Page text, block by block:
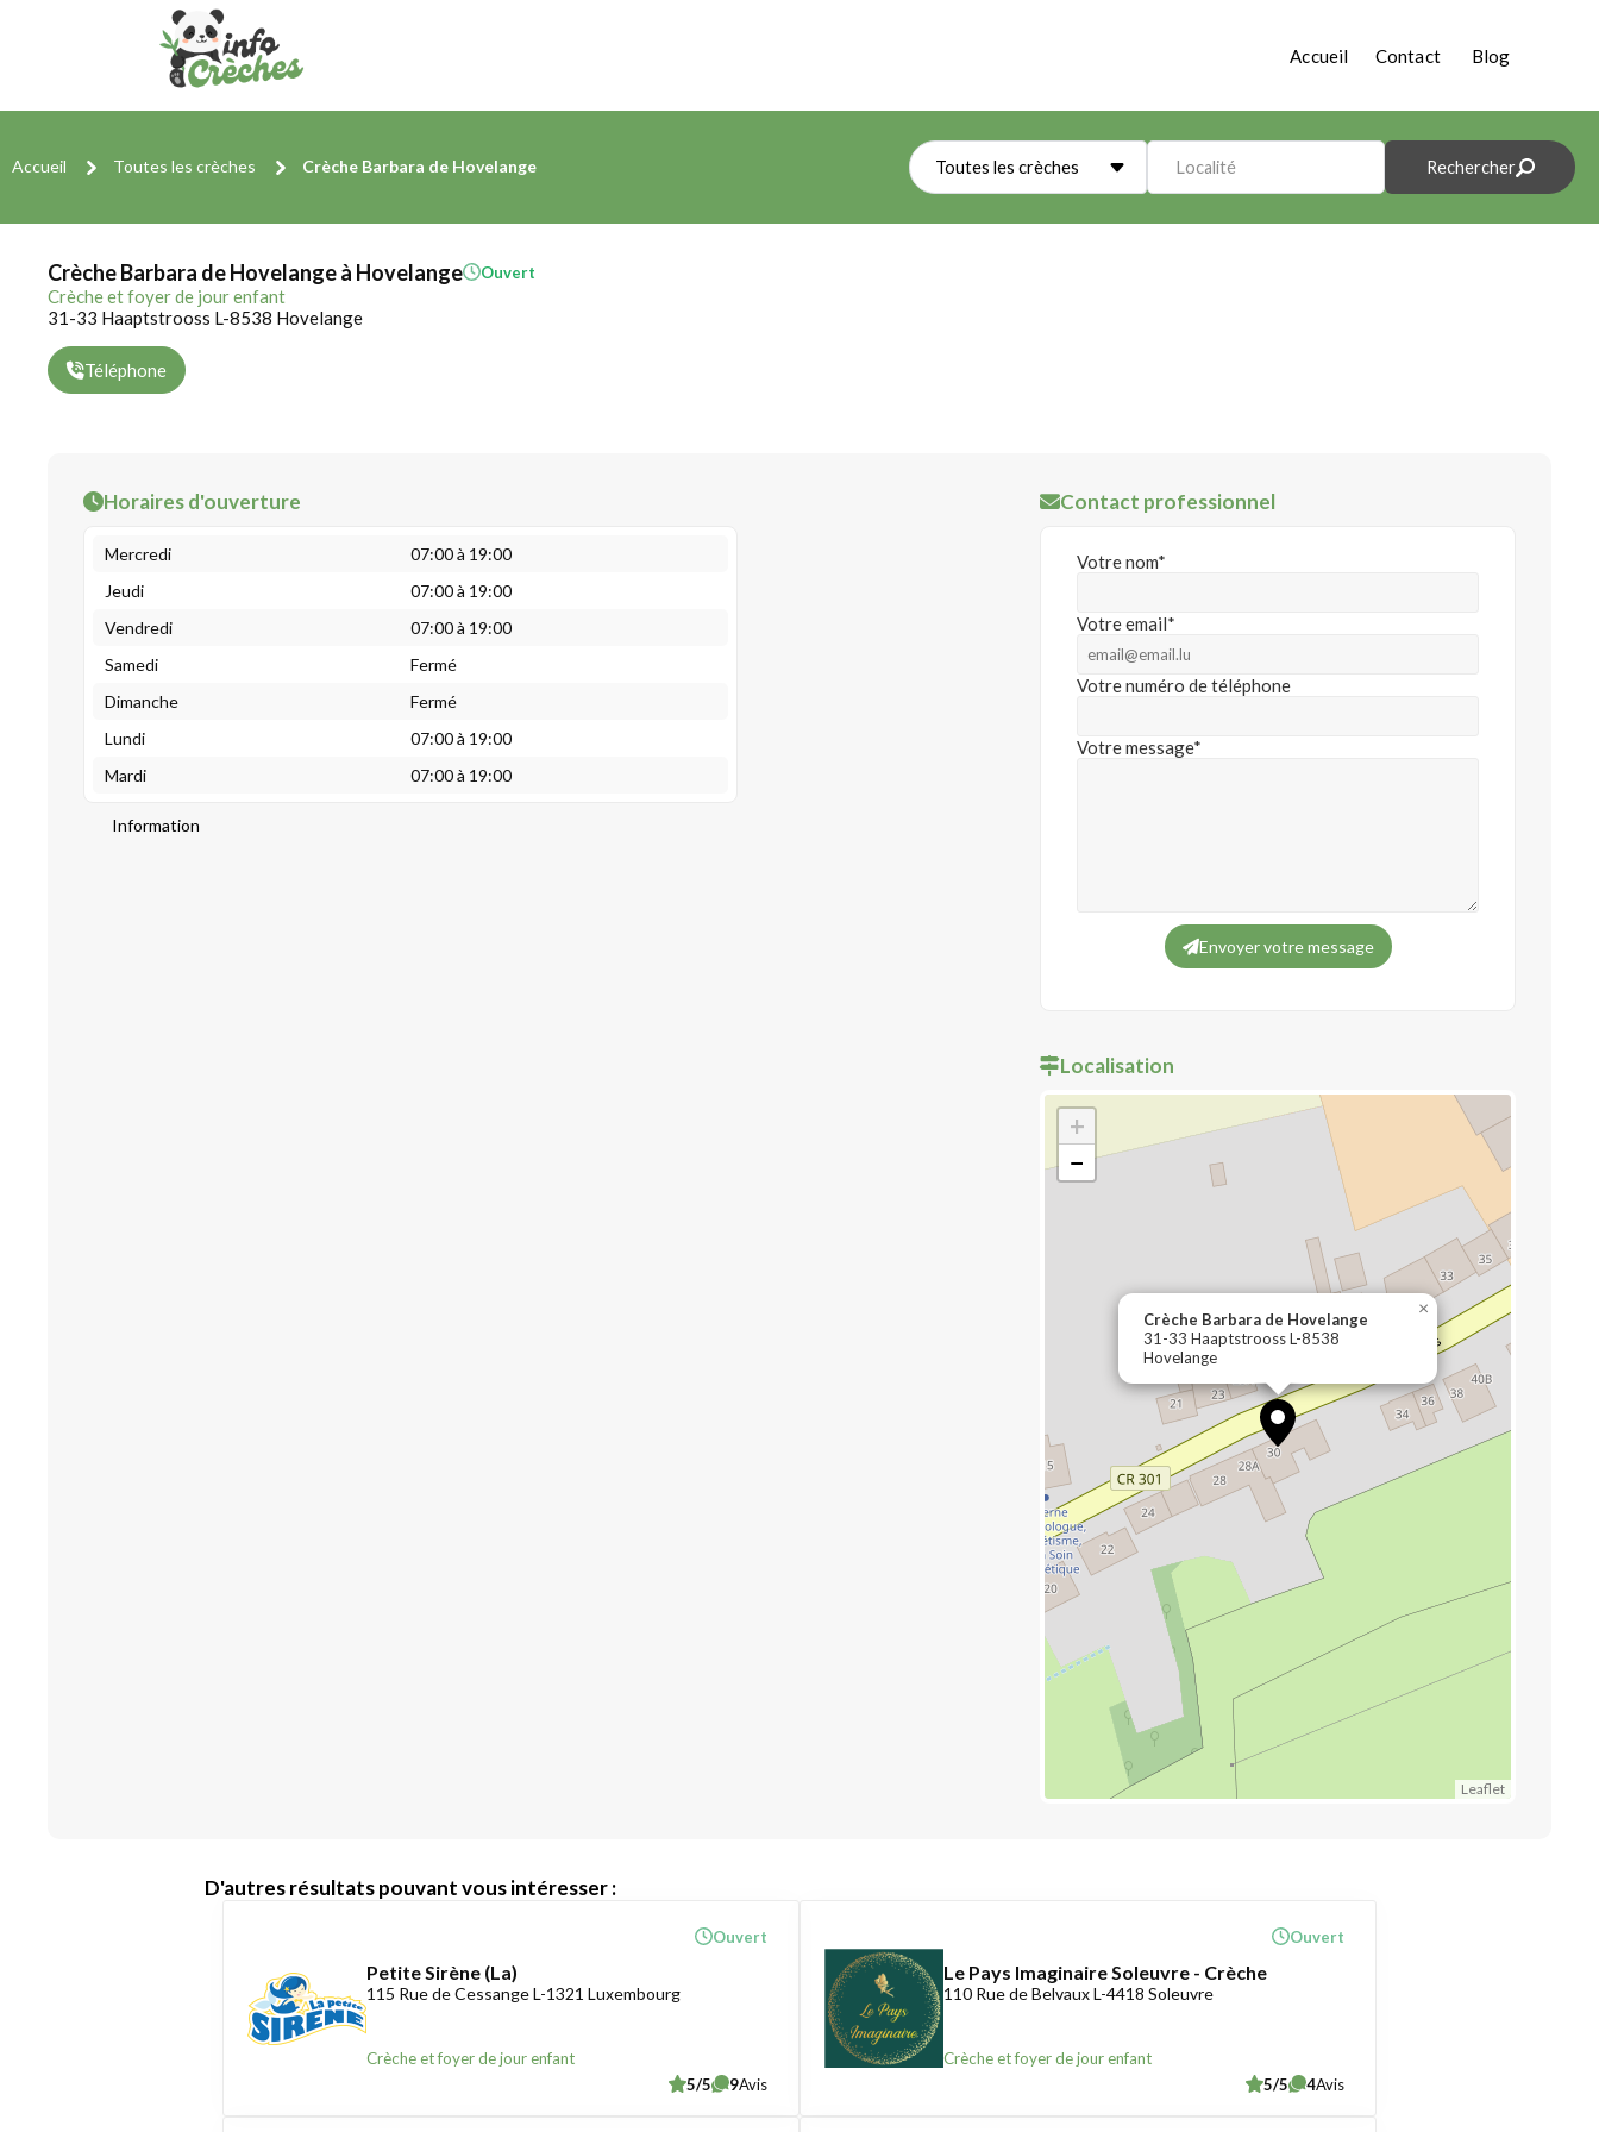
Accueil Contact Blog
Accueil Toutes les crèches Crèche Barbara de Hovelange Toutes les crèches Localité Rechercher
Crèche Barbara de Hovelange à Hovelange Ouvert
Crèche et foyer de jour enfant
31-33 Haaptstrooss L-8538 Hovelange
Téléphone
Horaires d'ouverture
Mercredi
07:00 à 19:00
Jeudi
07:00 à 19:00
Vendredi
07:00 à 19:00
Samedi
Fermé
Dimanche
Fermé
Lundi
07:00 à 19:00
Mardi
07:00 à 19:00
Information
Contact professionnel
Votre nom*
Votre email*
Votre numéro de téléphone
Votre message*
Envoyer votre message
Localisation
Crèche Barbara de Hovelange
31-33 Haaptstrooss L-8538
Hovelange
×
+
−
Leaflet
D'autres résultats pouvant vous intéresser :
Petite Sirène (La)
115 Rue de Cessange L-1321 Luxembourg
Crèche et foyer de jour enfant
Ouvert
5/5 9Avis
Le Pays Imaginaire Soleuvre - Crèche
110 Rue de Belvaux L-4418 Soleuvre
Crèche et foyer de jour enfant
Ouvert
5/5 4Avis